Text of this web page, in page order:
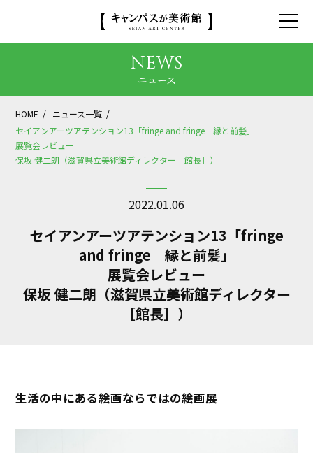
NEWS
ニュース
HOME
ニュース一覧
セイアンアーツアテンション13「fringe and fringe 縁と前髪」
展覧会レビュー
保坂 健二朗（滋賀県立美術館ディレクター［館長］）
2022.01.06
セイアンアーツアテンション13「fringe
and fringe 縁と前髪」
展覧会レビュー
保坂 健二朗（滋賀県立美術館ディレクター
［館長］）
生活の中にある絵画ならではの絵画展